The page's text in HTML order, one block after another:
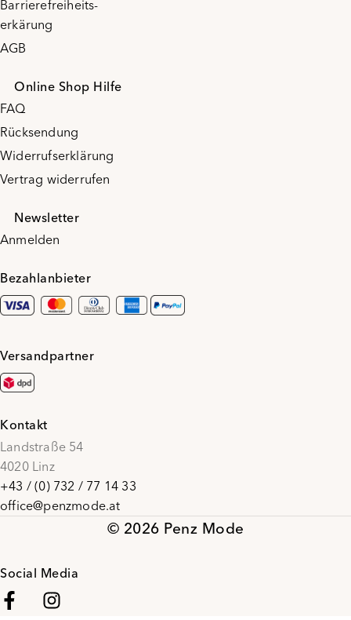
Barrierefreiheits-
erkärung
AGB
Online Shop Hilfe
FAQ
Rücksendung
Widerrufserklärung
Vertrag widerrufen
Newsletter
Anmelden
Bezahlanbieter
Versandpartner
Kontakt
Landstraße 54
4020 Linz
+43 / (0) 732 / 77 14 33
office@penzmode.at
© 2026 Penz Mode
Social Media